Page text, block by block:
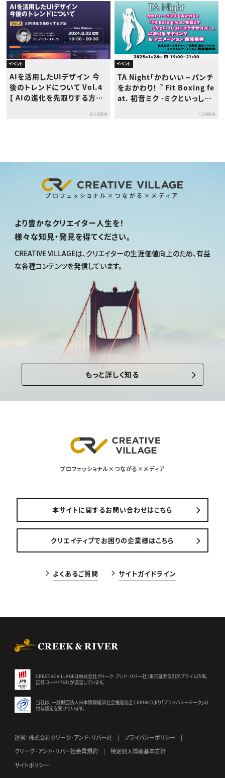
イベント
AIを活用したUIデザイン 今
後のトレンドについて Vol.4
【 AIの進化を先取りする方
8/22開催
イベント
TA Night「かわいい～パンチ
をおかわり！ 『 Fit Boxing fe
at. 初音ミク -ミクといっしょ
モデリング ＆ アニメーション
1/24開催
プロフェッショナル×つながる×メディア
より豊かなクリエイター人生を！
様々な知見・発見を得てください。
CREATIVE VILLAGEは、 クリエイターの生涯価値向上のため、有益
な各種コンテンツを発信しています。
もっと詳しく知る
プロフェッショナル×つながる×メディア
本サイトに関するお問い合わせはこちら
クリエイティブでお困りの企業様はこちら
よくあるご質問 サイトガイドライン
CREATIVE VILLAGEは株式会社クリーク･アンド･リバー社（東京証券取引所プライム市場、
証券コード4763）が運営しています。
当社は、一般財団法人日本情報経済社会推進協会（JIPDEC）より 「プライバシーマーク」の
付与認定を受けています。
運営：株式会社クリーク･アンド･リバー社
プライバシーポリシー
クリーク･アンド･リバー社会員規約
特定個人情報基本方針
サイトポリシー